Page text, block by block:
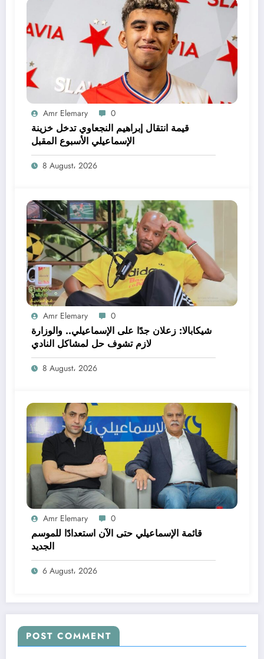
Amr Elemary 0
قيمة انتقال إبراهيم النجعاوي تدخل خزينة
الإسماعيلي الأسبوع المقبل
8 August، 2026
Amr Elemary 0
شيكابالا: زعلان جدًا على الإسماعيلي.. والوزارة
لازم تشوف حل لمشاكل النادي
8 August، 2026
Amr Elemary 0
قائمة الإسماعيلي حتى الآن استعدادًا للموسم
الجديد
6 August، 2026
POST COMMENT